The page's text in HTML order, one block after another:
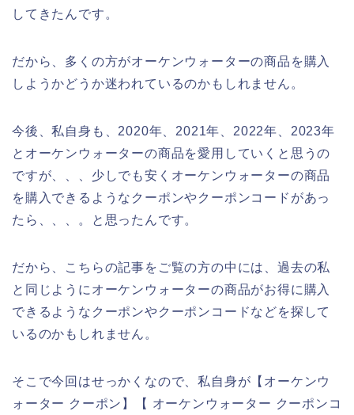
してきたんです。
だから、多くの方がオーケンウォーターの商品を購入
しようかどうか迷われているのかもしれません。
今後、私自身も、2020年、2021年、2022年、2023年
とオーケンウォーターの商品を愛用していくと思うの
ですが、、、少しでも安くオーケンウォーターの商品
を購入できるようなクーポンやクーポンコードがあっ
たら、、、。と思ったんです。
だから、こちらの記事をご覧の方の中には、過去の私
と同じようにオーケンウォーターの商品がお得に購入
できるようなクーポンやクーポンコードなどを探して
いるのかもしれません。
そこで今回はせっかくなので、私自身が【オーケンウ
ォーター クーポン】【 オーケンウォーター クーポンコ